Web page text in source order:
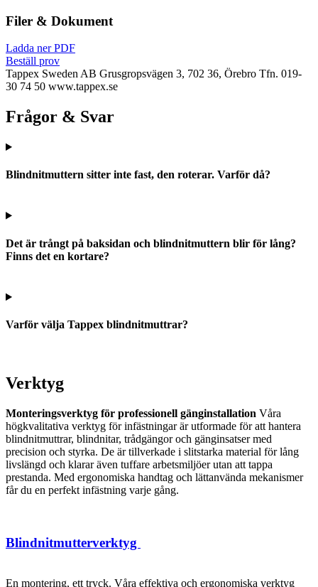
Filer & Dokument
Ladda ner PDF
Beställ prov
Tappex Sweden AB Grusgropsvägen 3, 702 36, Örebro Tfn. 019-
30 74 50 www.tappex.se
Frågor & Svar
Blindnitmuttern sitter inte fast, den roterar. Varför då?
Det är trångt på baksidan och blindnitmuttern blir för lång?
Finns det en kortare?
Varför välja Tappex blindnitmuttrar?
Verktyg
Monteringsverktyg för professionell gänginstallation Våra
högkvalitativa verktyg för infästningar är utformade för att hantera
blindnitmuttrar, blindnitar, trådgängor och gänginsatser med
precision och styrka. De är tillverkade i slitstarka material för lång
livslängd och klarar även tuffare arbetsmiljöer utan att tappa
prestanda. Med ergonomiska handtag och lättanvända mekanismer
får du en perfekt infästning varje gång.
Blindnitmutterverktyg
En montering, ett tryck. Våra effektiva och ergonomiska verktyg